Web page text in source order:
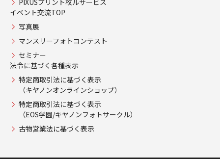
イベント交流TOP
写真展
マンスリーフォトコンテスト
セミナー
法令に基づく各種表示
特定商取引法に基づく表示
（キヤノンオンラインショップ）
特定商取引法に基づく表示
（EOS学園/キヤノンフォトサークル）
古物営業法に基づく表示